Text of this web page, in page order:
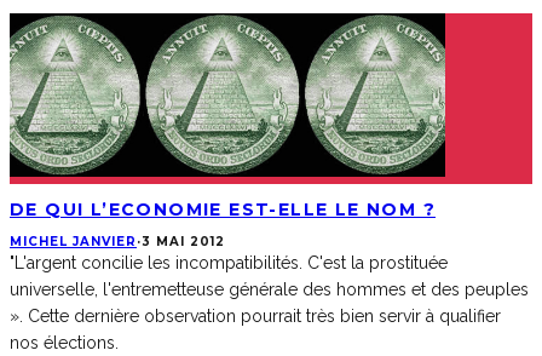
DE QUI L’ECONOMIE EST-ELLE LE NOM ?
MICHEL JANVIER ·3 MAI 2012
"L'argent concilie les incompatibilités. C'est la prostituée
universelle, l'entremetteuse générale des hommes et des peuples
». Cette dernière observation pourrait très bien servir à qualifier
nos élections.